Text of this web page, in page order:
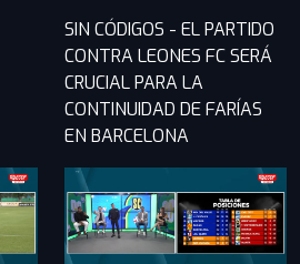
SIN CÓDIGOS - EL PARTIDO
CONTRA LEONES FC SERÁ
CRUCIAL PARA LA
CONTINUIDAD DE FARÍAS
EN BARCELONA